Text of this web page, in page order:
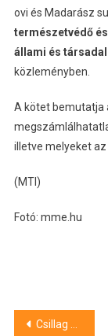
ovi és Madarász
természetvédő
állami és
közleményben.
A kötet bemutatja
illetve melyeket az
(MTI)
Fotó: mme.hu
Bejegyzés
Csillag Zsolt kancellár: nagyon eredményes 2023-as évet zárt a Pannon Egyetem